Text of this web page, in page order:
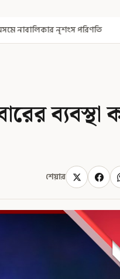
ব্রড পর্বতশৃঙ্গে তুষারধসে
ব্যবস্থা
শেয়ার